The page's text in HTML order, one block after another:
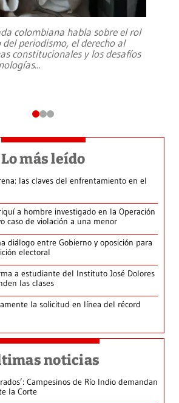
colombiana habla sobre el rol
periodismo, el derecho al
constitucionales y los desafíos
...
Lo más leído
las claves del enfrentamiento en el
a hombre investigado en la Operación
caso de violación a una menor
diálogo entre Gobierno y oposición para
electoral
a estudiante del Instituto José Dolores
las clases
la solicitud en línea del récord
noticias
Campesinos de Río Indio demandan
la Corte